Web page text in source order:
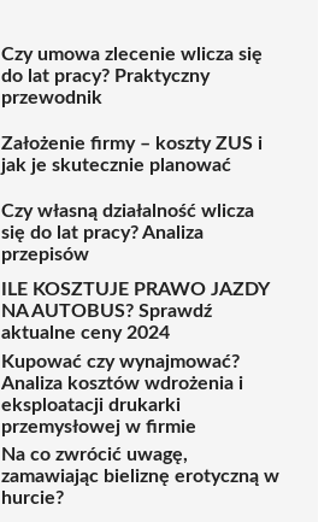
Czy umowa zlecenie wlicza się
do lat pracy? Praktyczny
przewodnik
Założenie firmy – koszty ZUS i
jak je skutecznie planować
Czy własną działalność wlicza
się do lat pracy? Analiza
przepisów
ILE KOSZTUJE PRAWO JAZDY
NA AUTOBUS? Sprawdź
aktualne ceny 2024
Kupować czy wynajmować?
Analiza kosztów wdrożenia i
eksploatacji drukarki
przemysłowej w firmie
Na co zwrócić uwagę,
zamawiając bieliznę erotyczną w
hurcie?